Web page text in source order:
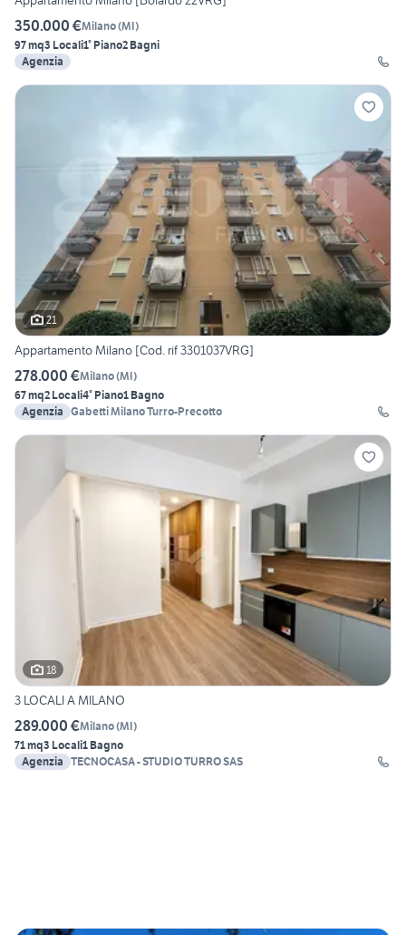
350.000 €Milano(MI)
97 mq3 Locali1° Piano2 Bagni
Agenzia
21
Appartamento Milano [Cod. rif 3301037VRG]
278.000 €Milano(MI)
67 mq2 Locali4° Piano1 Bagno
Agenzia Gabetti Milano Turro-Precotto
18
3 LOCALI A MILANO
289.000 €Milano(MI)
71 mq3 Locali1 Bagno
Agenzia TECNOCASA - STUDIO TURRO SAS